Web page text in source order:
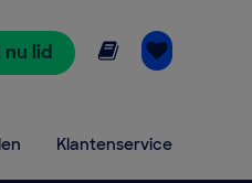
nu lid Online lezen
Klantenservice